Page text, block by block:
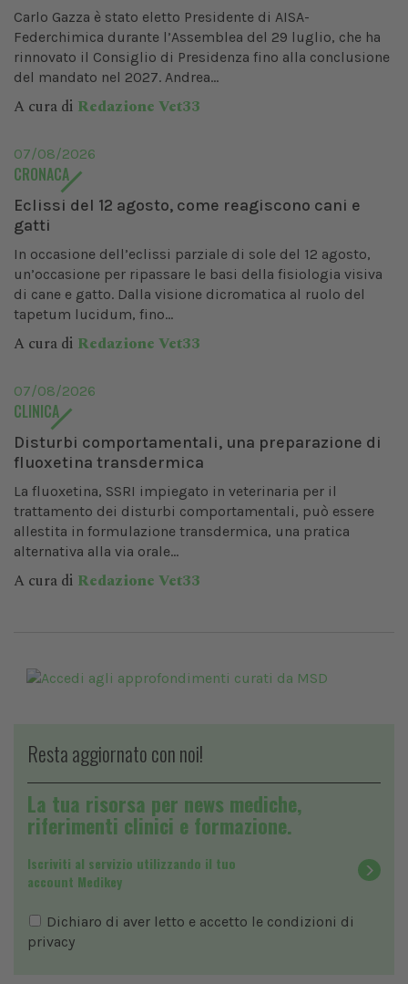
Carlo Gazza è stato eletto Presidente di AISA-
Federchimica durante l’Assemblea del 29 luglio, che ha
rinnovato il Consiglio di Presidenza fino alla conclusione
del mandato nel 2027. Andrea...
A cura di Redazione Vet33
07/08/2026
CRONACA
Eclissi del 12 agosto, come reagiscono cani e
gatti
In occasione dell’eclissi parziale di sole del 12 agosto,
un’occasione per ripassare le basi della fisiologia visiva
di cane e gatto. Dalla visione dicromatica al ruolo del
tapetum lucidum, fino...
A cura di Redazione Vet33
07/08/2026
CLINICA
Disturbi comportamentali, una preparazione di
fluoxetina transdermica
La fluoxetina, SSRI impiegato in veterinaria per il
trattamento dei disturbi comportamentali, può essere
allestita in formulazione transdermica, una pratica
alternativa alla via orale...
A cura di Redazione Vet33
Resta aggiornato con noi!
La tua risorsa per news mediche,
riferimenti clinici e formazione.
Iscriviti al servizio utilizzando il tuo
account Medikey
Dichiaro di aver letto e accetto le condizioni di
privacy